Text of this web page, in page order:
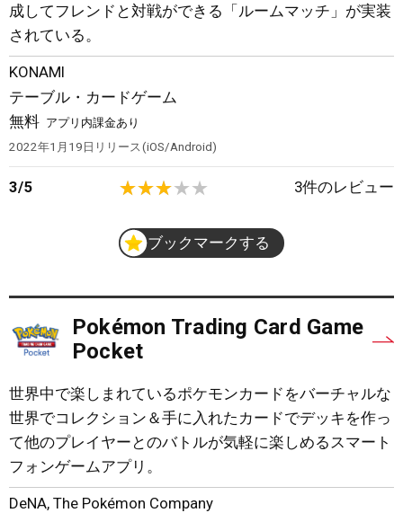
成してフレンドと対戦ができる「ルームマッチ」が実装
されている。
KONAMI
テーブル・カードゲーム
無料 アプリ内課金あり
2022年1月19日 リリース iOS/Android
3/5 3件のレビュー
ブックマークする
Pokémon Trading Card Game
Pocket
世界中で楽しまれているポケモンカードをバーチャルな
世界でコレクション＆手に入れたカードでデッキを作っ
て他のプレイヤーとのバトルが気軽に楽しめるスマート
フォンゲームアプリ。
DeNA, The Pokémon Company